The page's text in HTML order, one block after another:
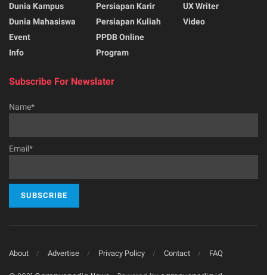
Dunia Kampus
Dunia Mahasiswa
Event
Info
Persiapan Karir
Persiapan Kuliah
PPDB Online
Program
UX Writer
Video
Subscribe For Newslater
Name*
Email*
About Advertise Privacy Policy Contact FAQ